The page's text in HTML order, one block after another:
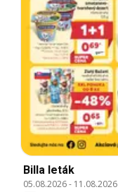
Billa leták
05.08.2026- 11.08.2026